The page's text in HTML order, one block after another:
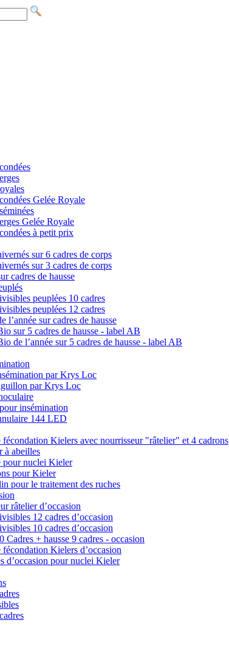
Gelée Royale
Gelée Royale
à petit prix
sur 6 cadres de corps
sur 3 cadres de corps
cadres de hausse
peuplées 10 cadres
peuplées 12 cadres
l’année sur cadres de hausse
sur 5 cadres de hausse - label AB
de l’année sur 5 cadres de hausse - label AB
par Krys Loc
par Krys Loc
insémination
144 LED
Kielers avec nourrisseur "râtelier" et 4 cadrons
à abeilles
pour nuclei Kieler
pour Kieler
pour le traitement des ruches
râtelier d’occasion
12 cadres d’occasion
10 cadres d’occasion
Cadres + hausse 9 cadres - occasion
Kielers d’occasion
d’occasion pour nuclei Kieler